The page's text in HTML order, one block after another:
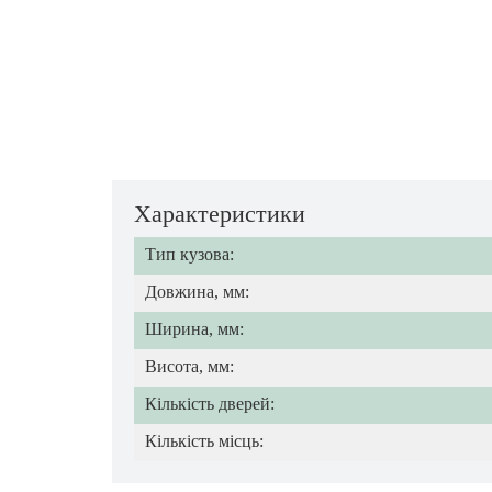
Характеристики
Тип кузова:
Довжина, мм:
Ширина, мм:
Висота, мм:
Кількість дверей:
Кількість місць: